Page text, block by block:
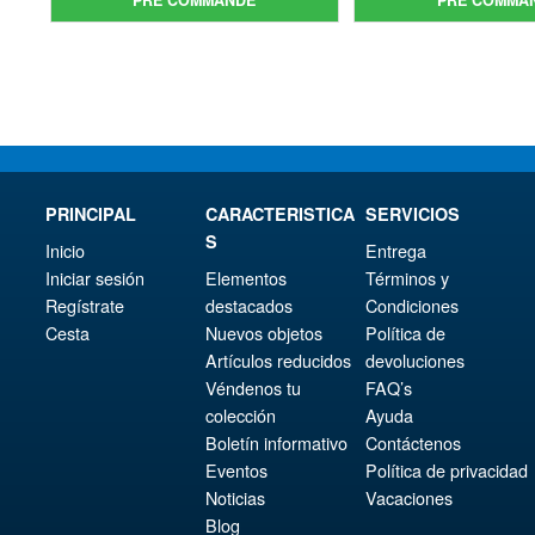
€98.34.
est :
PRINCIPAL
Inicio
Iniciar sesión
Regístrate
Cesta
CARACTERISTICA
S
Elementos
destacados
Nuevos objetos
Artículos reducidos
Véndenos tu
colección
Boletín informativo
Eventos
Noticias
Blog
SERVICIOS
Entrega
Términos y
Condiciones
Política de
devoluciones
FAQ’s
Ayuda
Contáctenos
Política de privacidad
Vacaciones